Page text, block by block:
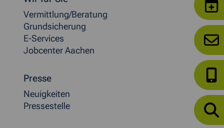
Vermittlung/Beratung
Grundsicherung
E-Services
Jobcenter Aachen
Presse
Neuigkeiten
Pressestelle